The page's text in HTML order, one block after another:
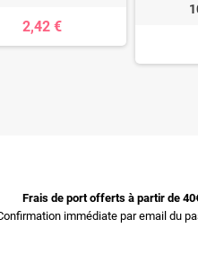
2,42 €
Frais de port offerts à partir de
immédiate par email du